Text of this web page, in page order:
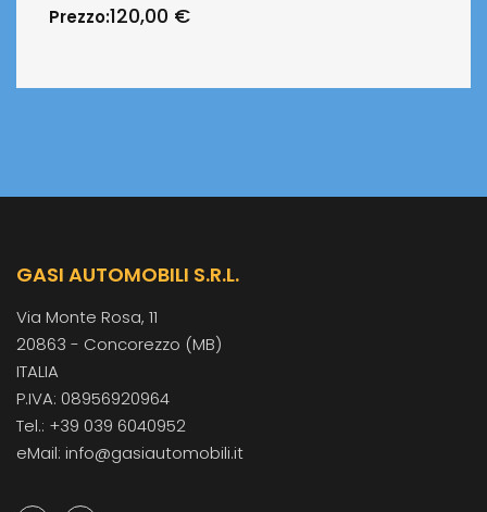
Prezzo:120,00 €
GASI AUTOMOBILI S.R.L.
Via Monte Rosa, 11
20863 - Concorezzo (MB)
ITALIA
P.IVA: 08956920964
Tel.: +39 039 6040952
eMail: info@gasiautomobili.it